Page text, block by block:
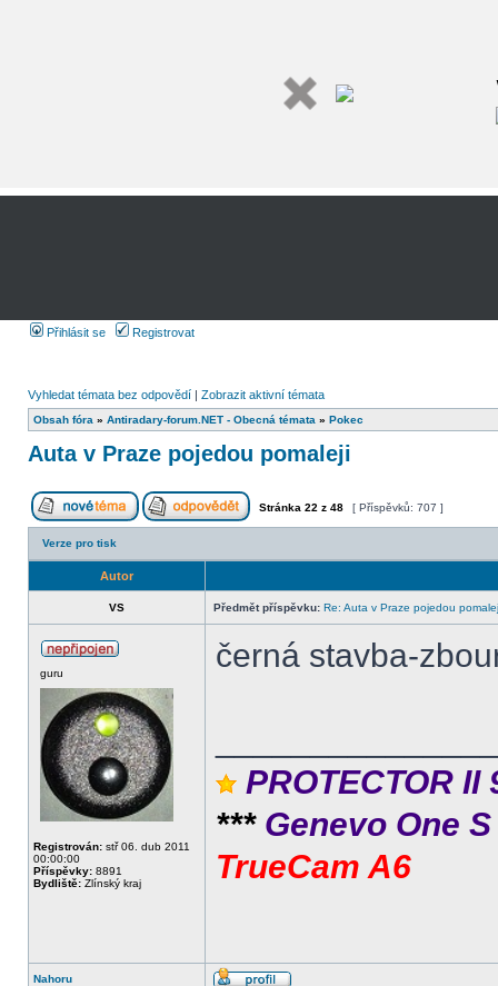
Přihlásit se Registrovat
Vyhledat témata bez odpovědí | Zobrazit aktivní témata
Obsah fóra » Antiradary-forum.NET - Obecná témata » Pokec
Auta v Praze pojedou pomaleji
Stránka 22 z 48 [ Příspěvků: 707 ]
Verze pro tisk
Autor
VS Předmět příspěvku: Re: Auta v Praze pojedou
guru
Registrován: stř 06. dub 2011
00:00:00
Příspěvky: 8891
Bydliště: Zlínský kraj
černá stavba-
PROTECTOR II
***Genevo One
TrueCam A6
Nahoru